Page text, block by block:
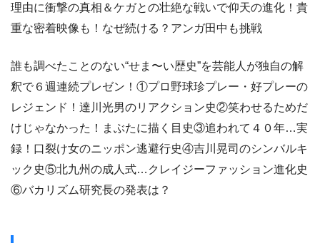
理由に衝撃の真相＆ケガとの壮絶な戦いで仰天の進化！貴
重な密着映像も！なぜ続ける？アンガ田中も挑戦
誰も調べたことのない“せま〜い歴史”を芸能人が独自の解
釈で６週連続プレゼン！①プロ野球珍プレー・好プレーの
レジェンド！達川光男のリアクション史②笑わせるためだ
けじゃなかった！まぶたに描く目史③追われて４０年…実
録！口裂け女のニッポン逃避行史④吉川晃司のシンバルキ
ック史⑤北九州の成人式…クレイジーファッション進化史
⑥バカリズム研究長の発表は？